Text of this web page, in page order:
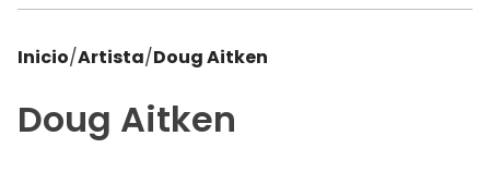
Inicio/Artista/Doug Aitken
Doug Aitken